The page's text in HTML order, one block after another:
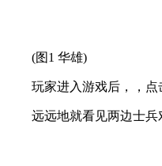
(图1 华雄)
玩家进入游戏后，，点击
远远地就看见两边士兵对